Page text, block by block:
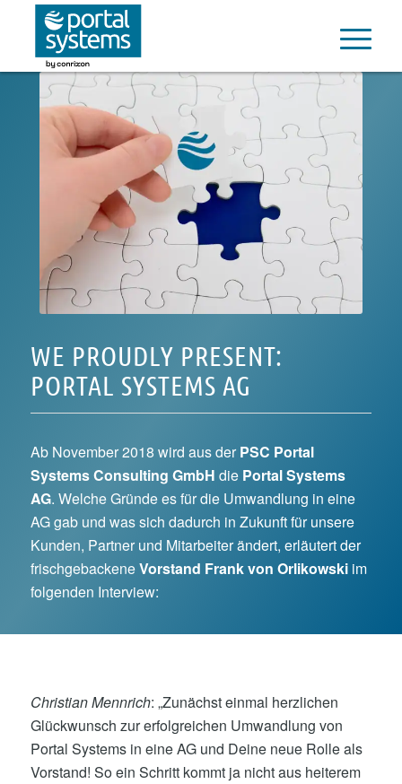
WE PROUDLY PRESENT:
PORTAL SYSTEMS AG
Ab November 2018 wird aus derPSC Portal
Systems Consulting GmbH die Portal Systems
AG. Welche Gründe es für die Umwandlung in eine
AG gab und was sich dadurch in Zukunft für unsere
Kunden, Partner und Mitarbeiter ändert, erläutert der
frischgebackeneVorstand Frank von Orlikowskiim
folgenden Interview:
Christian Mennrich: „Zunächst einmal herzlichen
Glückwunsch zur erfolgreichen Umwandlung von
Portal Systems in eine AG und Deine neue Rolle als
Vorstand! So ein Schritt kommt ja nicht aus heiterem